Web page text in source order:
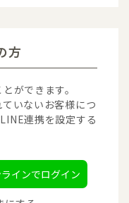
方
ができます。
いないお客様につ
連携を設定する
インでログイン